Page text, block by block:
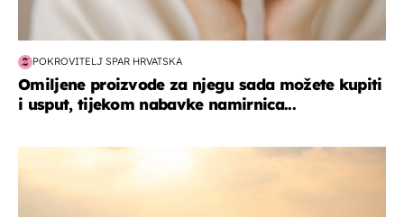
POKROVITELJ SPAR HRVATSKA
Omiljene proizvode za njegu sada možete kupiti
i usput, tijekom nabavke namirnica...